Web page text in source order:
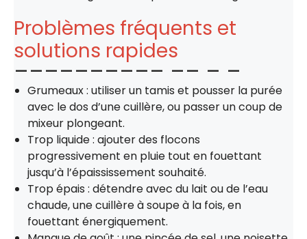
Problèmes fréquents et
solutions rapides
Grumeaux : utiliser un tamis et pousser la purée
avec le dos d’une cuillère, ou passer un coup de
mixeur plongeant.
Trop liquide : ajouter des flocons
progressivement en pluie tout en fouettant
jusqu’à l’épaississement souhaité.
Trop épais : détendre avec du lait ou de l’eau
chaude, une cuillère à soupe à la fois, en
fouettant énergiquement.